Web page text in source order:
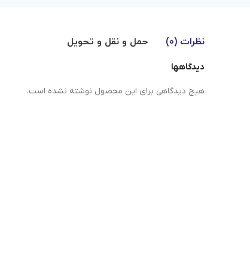
نظرات (0) حمل و نقل و تحویل
دیدگاهها
هیچ دیدگاهی برای این محصول نوشته نشده است.